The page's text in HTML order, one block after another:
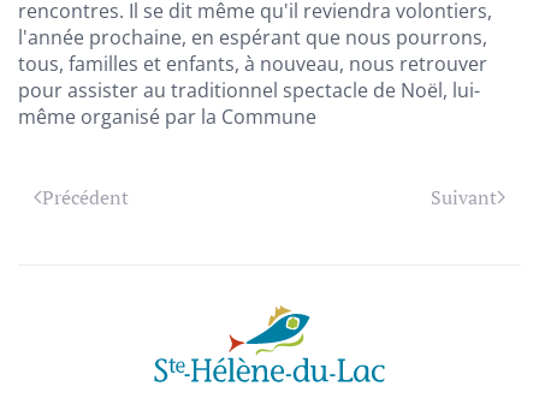
rencontres. Il se dit même qu'il reviendra volontiers,
l'année prochaine, en espérant que nous pourrons,
tous, familles et enfants, à nouveau, nous retrouver
pour assister au traditionnel spectacle de Noël, lui-
même organisé par la Commune
Précédent Suivant